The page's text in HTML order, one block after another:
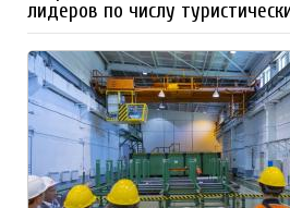
лидеров по числу